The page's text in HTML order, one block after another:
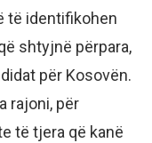
të identifikohen
shtyjnë përpara,
për Kosovën.
rajoni, për
të tjera që kanë